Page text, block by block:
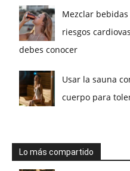
Mezclar
riesgos
debes conocer
Usar la sauna
cuerpo para
Lo más compartido